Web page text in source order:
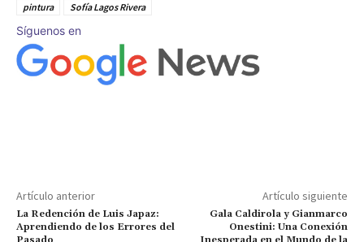
pintura
Sofía Lagos Rivera
Síguenos en
Artículo anterior
La Redención de Luis Japaz:
Aprendiendo de los Errores del
Artículo siguiente
Gala Caldirola y Gianmarco
Onestini: Una Conexión